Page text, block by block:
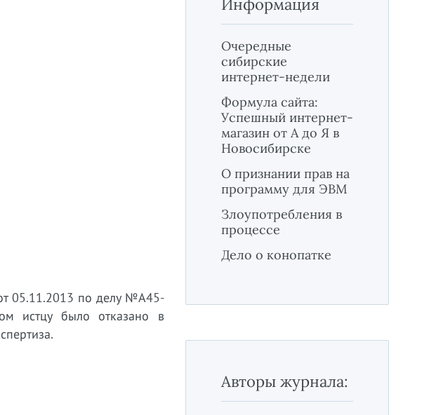
05.11.2013 по делу №А45-
истцу было отказано в
Информация
Очередные
сибирские
интернет-недели
Формула сайта:
Успешный интернет-
магазин от А до Я в
Новосибирске
О признании прав на
программу для ЭВМ
Злоупотребления в
процессе
Дело о конопатке
Авторы журнала: